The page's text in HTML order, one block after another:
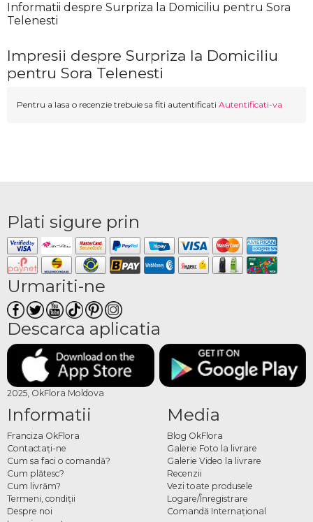
Informatii despre Surpriza la Domiciliu pentru Sora
Telenesti
Impresii despre Surpriza la Domiciliu
pentru Sora Telenesti
Pentru a lasa o recenzie trebuie sa fiti autentificati Autentificati-va
Plati sigure prin
Urmariti-ne
Descarca aplicatia
2025, OkFlora Moldova
Informatii
Franciza OkFlora
Contactaţi-ne
Cum sa faci o comandă?
Cum plătesc?
Cum livrăm?
Termeni, condiţii
Despre noi
Media
Blog OkFlora
Galerie Foto la livrare
Galerie Video la livrare
Recenzii
Vezi toate produsele
Logare/Înregistrare
Comandă Internațional